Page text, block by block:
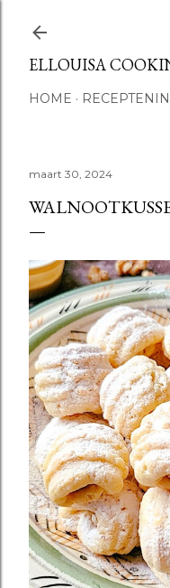
ELLOUISA
HOME
maart 30, 2024